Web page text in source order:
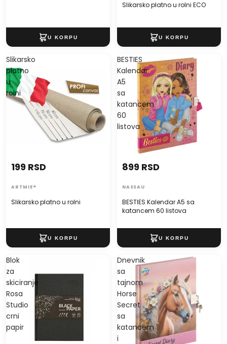
Slikarsko platno u rolni ECO
Slikarsko
platno
u
rolni
Slikarsko platno u rolni
199 RSD
ARTMIE®
BESTIES
Kalendar
A5
sa
katancem
60
listova
BESTIES Kalendar A5 sa
katancem 60 listova
899 RSD
NASSAU
Blok
za
skiciranje
Rosa
Studio
crni
papir
Dnevnik
sa
tajnom
Horse
Secret
sa
katancem
i